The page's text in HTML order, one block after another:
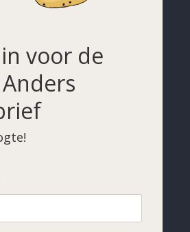
voor de